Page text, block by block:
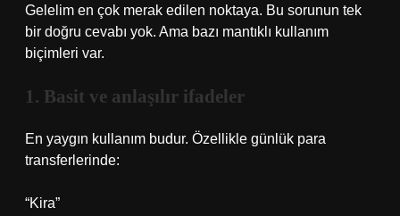
Gelelim en çok merak edilen noktaya. Bu sorunun tek
bir doğru cevabı yok. Ama bazı mantıklı kullanım
biçimleri var.
1. Basit ve anlaşılır ifadeler
En yaygın kullanım budur. Özellikle günlük para
transferlerinde:
“Kira”